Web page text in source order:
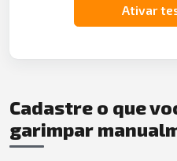
Ativar
Cadastre o que
garimpar